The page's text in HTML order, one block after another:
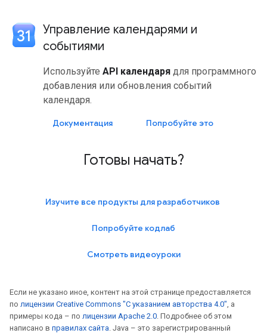
Управление календарями и
событиями
Используйте API календаря для программного
добавления или обновления событий
календаря.
Документация Попробуйте это
Готовы начать?
Изучите все продукты для разработчиков
Попробуйте кодлаб
Смотреть видеоуроки
Если не указано иное, контент на этой странице предоставляется
по лицензии Creative Commons "С указанием авторства 4.0" , а
примеры кода – по лицензии Apache 2.0 . Подробнее об этом
написано в правилах сайта . Java – это зарегистрированный